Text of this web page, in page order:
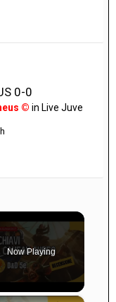
0-0
© in Live Juve
Now Playing